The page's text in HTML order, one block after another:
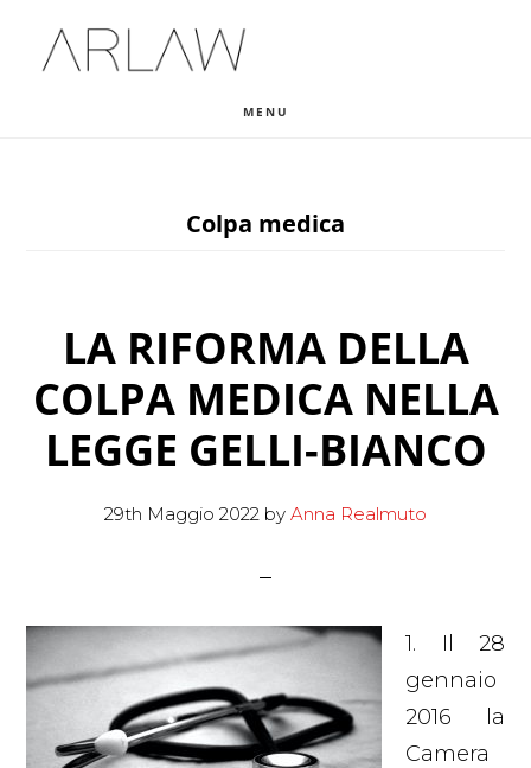
MENU
Colpa medica
LA RIFORMA DELLA
COLPA MEDICA NELLA
LEGGE GELLI-BIANCO
29th Maggio 2022 by Anna Realmuto
1. Il 28
gennaio
2016 la
Camera